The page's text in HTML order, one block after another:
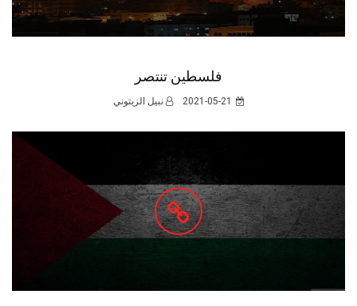
فلسطين تنتصر
2021-05-21 نبيل الزيتوني